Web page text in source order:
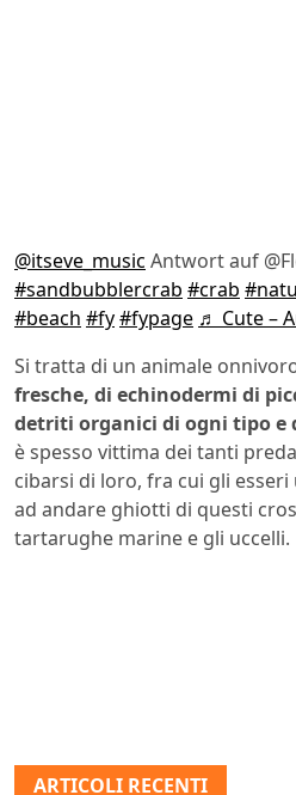
@itseve_music Antwort auf
#sandbubblercrab #crab
#beach #fy#fypage ♬ Cute –
Si tratta di un animale
fresche, di echinodermi di
detriti organici di ogni tipo e
è spesso vittima dei tanti
cibarsi di loro, fra cui gli
ad andare ghiotti di questi
tartarughe marine e gli uccelli.
ARTICOLI RECENTI